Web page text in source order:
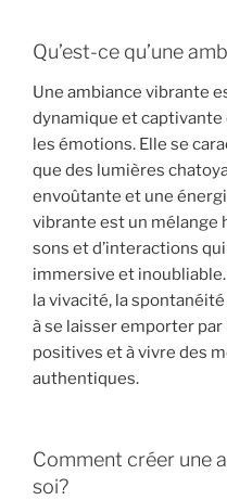
Qu’est-ce qu’une
Une ambiance vibrante
dynamique et
les émotions. Elle se
que des lumières
envoûtante et une
vibrante est un mélange
sons et d’interactions
immersive et
la vivacité, la
à se laisser emporter
positives et à vivre des
authentiques.
Comment créer une
soi?